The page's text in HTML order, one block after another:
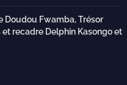
Doudou Fwamba, Trésor
recadre Delphin Kasongo et